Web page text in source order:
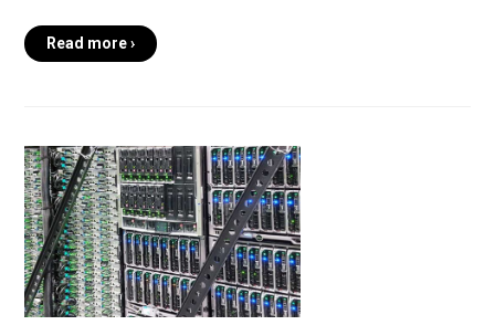
Read more ›